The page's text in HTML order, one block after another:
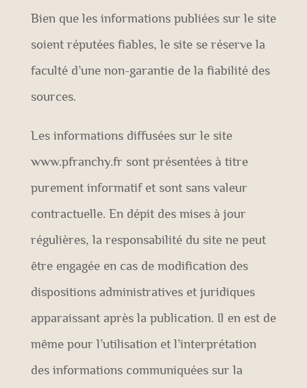
Bien que les informations publiées sur le site
soient réputées fiables, le site se réserve la
faculté d’une non-garantie de la fiabilité des
sources.
Les informations diffusées sur le site
www.pfranchy.fr sont présentées à titre
purement informatif et sont sans valeur
contractuelle. En dépit des mises à jour
régulières, la responsabilité du site ne peut
être engagée en cas de modification des
dispositions administratives et juridiques
apparaissant après la publication. Il en est de
même pour l’utilisation et l’interprétation
des informations communiquées sur la